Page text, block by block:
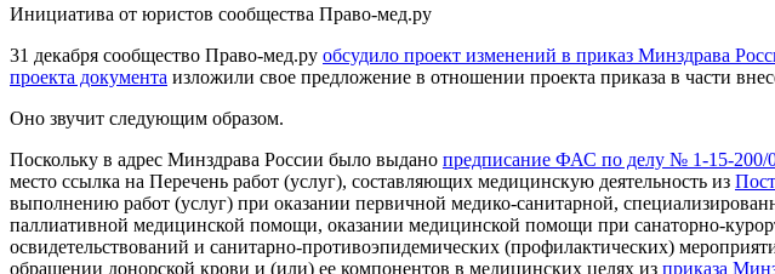
Инициатива от юристов сообщества Право-мед.ру
31 декабря сообщество Право-мед.ру обсудило проект изменений в приказ Минздрава
проекта документа изложили свое предложение в отношении проекта приказа в части
Оно звучит следующим образом.
Поскольку в адрес Минздрава России было выдано предписание ФАС по делу № 1-15-200/
место ссылка на Перечень работ (услуг), составляющих медицинскую деятельность из
выполнению работ (услуг) при оказании первичной медико-санитарной,
паллиативной медицинской помощи, оказании медицинской помощи при санаторно-
освидетельствований и санитарно-противоэпидемических (профилактических)
обращении донорской крови и (или) ее компонентов в медицинских целях из приказа